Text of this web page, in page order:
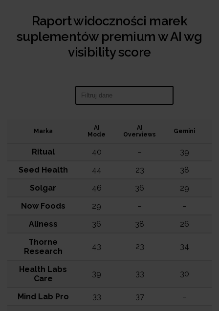
Raport widoczności marek
suplementów premium w AI wg
visibility score
Marka
AI
Mode
AI
Overviews
Gemini
Ritual 40 –
39
Seed Health
44 23
38
Solgar
46 36
29
Now Foods
29 –
–
Aliness
36 38
26
Thorne
Research
43 23 34
Health Labs
Care
39 33 30
Mind Lab Pro 33 37
–